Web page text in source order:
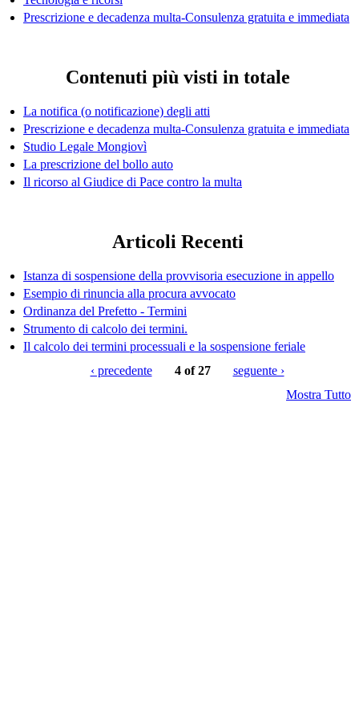
Prescrizione e decadenza multa-Consulenza gratuita e immediata
Contenuti più visti in totale
La notifica (o notificazione) degli atti
Prescrizione e decadenza multa-Consulenza gratuita e immediata
Studio Legale Mongiovì
La prescrizione del bollo auto
Il ricorso al Giudice di Pace contro la multa
Articoli Recenti
Istanza di sospensione della provvisoria esecuzione in appello
Esempio di rinuncia alla procura avvocato
Ordinanza del Prefetto - Termini
Strumento di calcolo dei termini.
Il calcolo dei termini processuali e la sospensione feriale
‹ precedente
4 of 27
seguente ›
Mostra Tutto